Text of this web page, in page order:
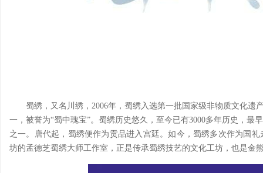
蜀绣，又名川绣，2006年，蜀绣入选第一批国家级非物质文化遗
一，被誉为“蜀中瑰宝”。蜀绣历史悠久，至今已有3000多年历史，最
之一。唐代起，蜀绣便作为贡品进入宫廷。如今，蜀绣多次作为国
坊的孟德芝蜀绣大师工作室，正是传承蜀绣技艺的文化工坊，也是金